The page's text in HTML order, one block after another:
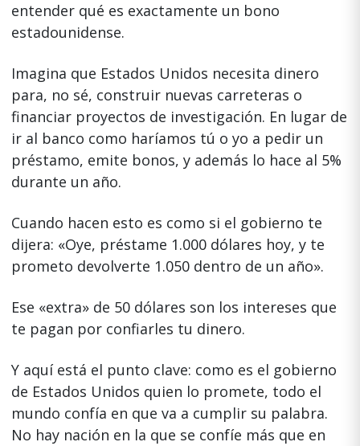
entender qué es exactamente un bono
estadounidense.
Imagina que Estados Unidos necesita dinero
para, no sé, construir nuevas carreteras o
financiar proyectos de investigación. En lugar de
ir al banco como haríamos tú o yo a pedir un
préstamo, emite bonos, y además lo hace al 5%
durante un año.
Cuando hacen esto es como si el gobierno te
dijera: «Oye, préstame 1.000 dólares hoy, y te
prometo devolverte 1.050 dentro de un año».
Ese «extra» de 50 dólares son los intereses que
te pagan por confiarles tu dinero.
Y aquí está el punto clave: como es el gobierno
de Estados Unidos quien lo promete, todo el
mundo confía en que va a cumplir su palabra.
No hay nación en la que se confíe más que en